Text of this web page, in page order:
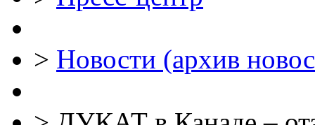
> Новости (архив